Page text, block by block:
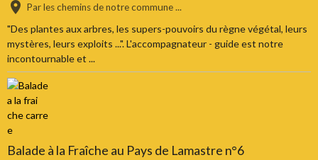
Par les chemins de notre commune ...
"Des plantes aux arbres, les supers-pouvoirs du règne végétal, leurs
mystères, leurs exploits ...". L'accompagnateur - guide est notre
incontournable et ...
Balade à la Fraîche au Pays de Lamastre n°6